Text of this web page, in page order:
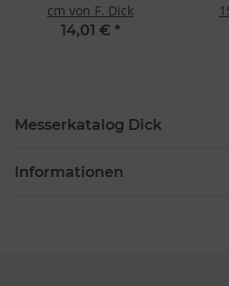
cm von F. Dick
14,01 € *
Messerkatalog Dick
Informationen